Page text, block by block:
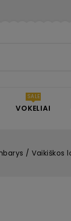
VOKELIAI
Vaikiškos